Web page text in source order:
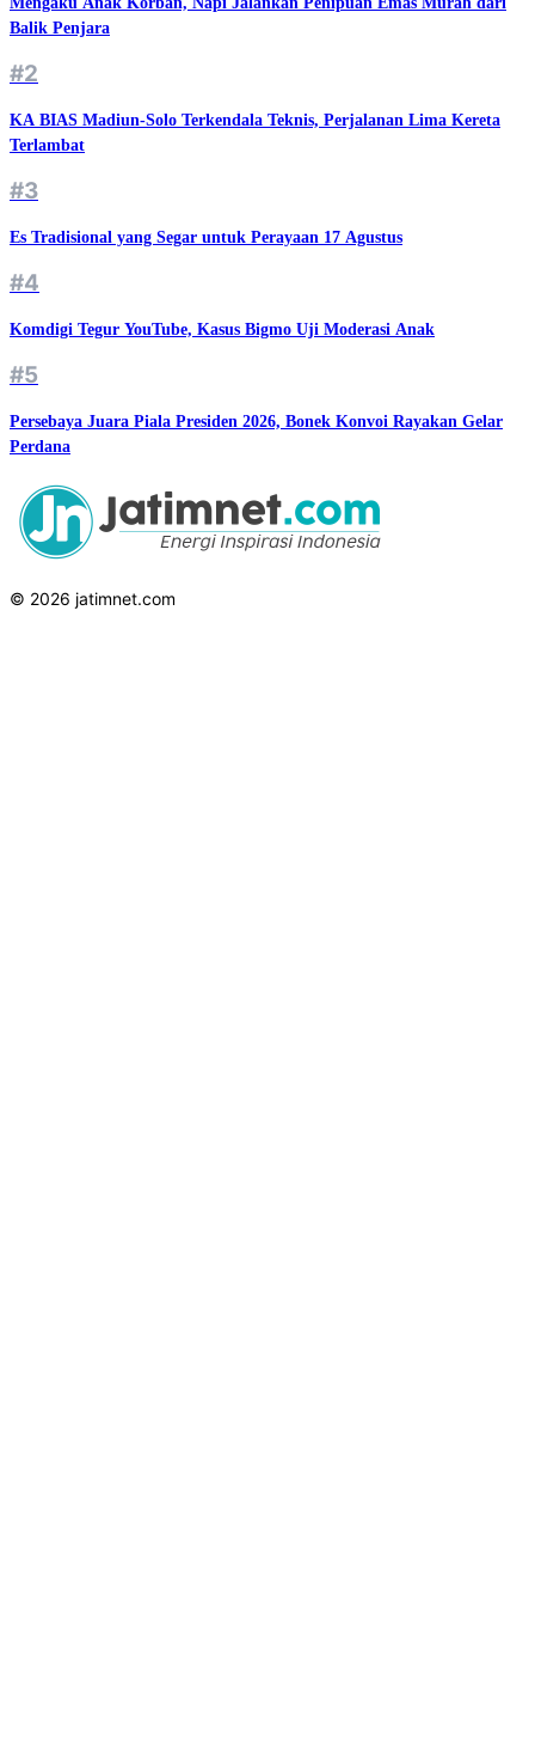
Balik Penjara
#2
KA BIAS Madiun-Solo Terkendala Teknis, Perjalanan Lima Kereta
Terlambat
#3
Es Tradisional yang Segar untuk Perayaan 17 Agustus
#4
Komdigi Tegur YouTube, Kasus Bigmo Uji Moderasi Anak
#5
Persebaya Juara Piala Presiden 2026, Bonek Konvoi Rayakan Gelar
Perdana
© 2026 jatimnet.com